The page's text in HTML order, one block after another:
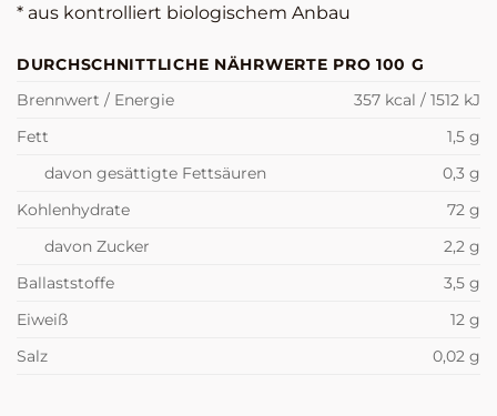
* aus kontrolliert biologischem Anbau
DURCHSCHNITTLICHE NÄHRWERTE PRO 100 G
Brennwert / Energie
357 kcal / 1512 kJ
Fett
1,5 g
davon gesättigte Fettsäuren
0,3 g
Kohlenhydrate
72 g
davon Zucker
2,2 g
Ballaststoffe
3,5 g
Eiweiß
12 g
Salz
0,02 g